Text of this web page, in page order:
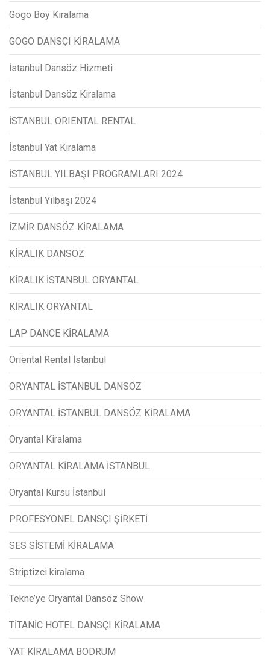
Gogo Boy Kiralama
GOGO DANSÇI KİRALAMA
İstanbul Dansöz Hizmeti
İstanbul Dansöz Kiralama
İSTANBUL ORIENTAL RENTAL
İstanbul Yat Kiralama
İSTANBUL YILBAŞI PROGRAMLARI 2024
İstanbul Yılbaşı 2024
İZMİR DANSÖZ KİRALAMA
KİRALIK DANSÖZ
KİRALIK İSTANBUL ORYANTAL
KİRALIK ORYANTAL
LAP DANCE KİRALAMA
Oriental Rental İstanbul
ORYANTAL İSTANBUL DANSÖZ
ORYANTAL İSTANBUL DANSÖZ KİRALAMA
Oryantal Kiralama
ORYANTAL KİRALAMA İSTANBUL
Oryantal Kursu İstanbul
PROFESYONEL DANSÇI ŞİRKETİ
SES SİSTEMİ KİRALAMA
Striptizci kiralama
Tekne’ye Oryantal Dansöz Show
TİTANİC HOTEL DANSÇI KİRALAMA
YAT KİRALAMA BODRUM